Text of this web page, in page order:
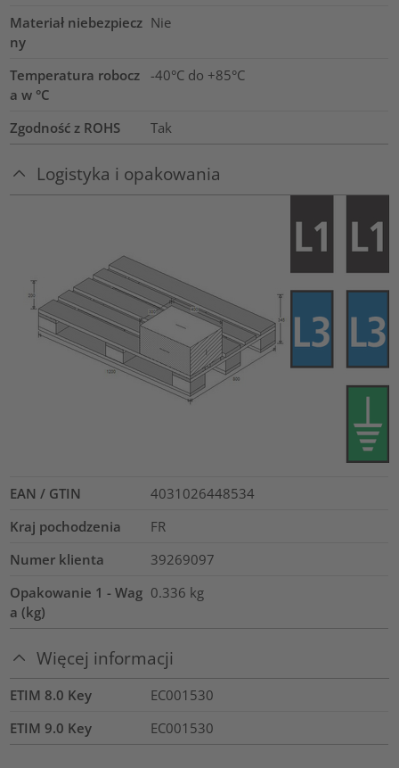
Materiał niebezpiecz
ny
Nie
Temperatura robocz
a w °C
-40°C do +85°C
Zgodność z ROHS Tak
Logistyka i opakowania
EAN / GTIN
4031026448534
Kraj pochodzenia
FR
Numer klienta
39269097
Opakowanie 1 - Wag
a (kg)
0.336 kg
Więcej informacji
ETIM 8.0 Key
EC001530
ETIM 9.0 Key
EC001530